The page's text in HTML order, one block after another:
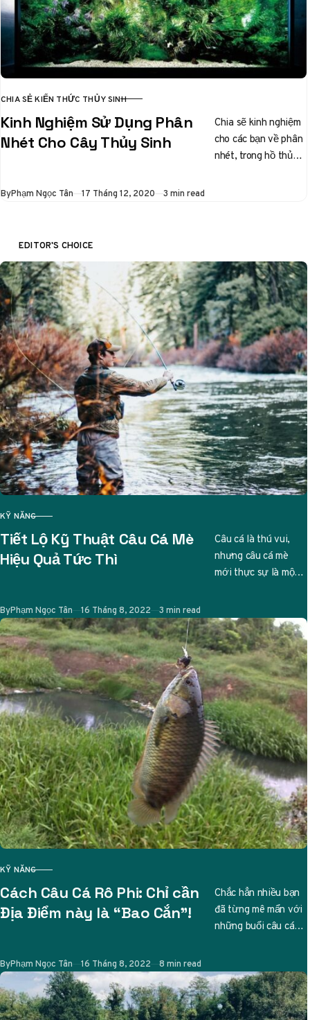
CATEGORY
CHIA SẺ KIẾN THỨC THỦY SINH
Kinh Nghiệm Sử Dụng Phân
Nhét Cho Cây Thủy Sinh
Chia sẽ kinh nghiệm
cho các bạn về phân
nhét, trong hồ thủy
ByPhạm Ngọc Tân Published
17 Tháng 12, 2020 3 min read
EDITOR'S CHOICE
CATEGORY
KỸ NĂNG
Tiết Lộ Kỹ Thuật Câu Cá Mè
Hiệu Quả Tức Thì
Câu cá là thú vui,
nhưng câu cá mè
mới thực sự là một
ByPhạm Ngọc Tân Published
16 Tháng 8, 2022 3 min read
CATEGORY
KỸ NĂNG
Cách Câu Cá Rô Phi: Chỉ cần
Địa Điểm này là “Bao Cắn”!
Chắc hẳn nhiều bạn
đã từng mê mẩn với
những buổi câu cá
ByPhạm Ngọc Tân Published
16 Tháng 8, 2022 8 min read